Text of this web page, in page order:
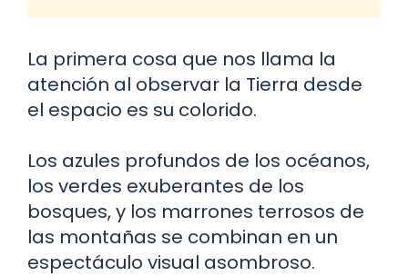
La primera cosa que nos llama la
atención al observar la Tierra desde
el espacio es su colorido.
Los azules profundos de los océanos,
los verdes exuberantes de los
bosques, y los marrones terrosos de
las montañas se combinan en un
espectáculo visual asombroso.